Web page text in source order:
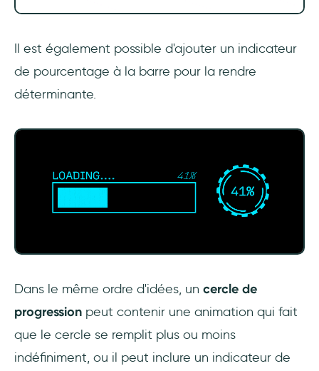
Il est également possible d'ajouter un indicateur
de pourcentage à la barre pour la rendre
déterminante.
Dans le même ordre d'idées, un cercle de
progression peut contenir une animation qui fait
que le cercle se remplit plus ou moins
indéfiniment, ou il peut inclure un indicateur de